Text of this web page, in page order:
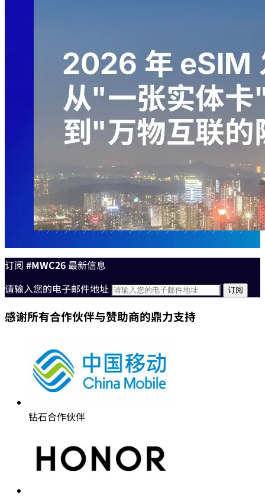
订阅 #MWC26最新信息
请输入您的电子邮件地址
感谢所有合作伙伴与赞助商的鼎力支持
钻石合作伙伴